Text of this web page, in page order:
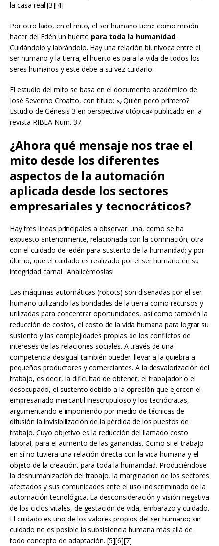
la casa real.[3][4]
Por otro lado, en el mito, el ser humano tiene como misión
hacer del Edén un huerto para toda la humanidad.
Cuidándolo y labrándolo. Hay una relación biunívoca entre el
ser humano y la tierra; el huerto es para la vida de todos los
seres humanos y este debe a su vez cuidarlo.
El estudio del mito se basa en el documento académico de
José Severino Croatto, con título: «¿Quién pecó primero?
Estudio de Génesis 3 en perspectiva utópica» publicado en la
revista RIBLA Num. 37.
¿Ahora qué mensaje nos trae el
mito desde los diferentes
aspectos de la automación
aplicada desde los sectores
empresariales y tecnocráticos?
Hay tres líneas principales a observar: una, como se ha
expuesto anteriormente, relacionada con la dominación; otra
con el cuidado del edén para sustento de la humanidad; y por
último, que el cuidado es realizado por el ser humano en su
integridad carnal. ¡Analicémoslas!
Las máquinas automáticas (robots) son diseñadas por el ser
humano utilizando las bondades de la tierra como recursos y
utilizadas para concentrar oportunidades, así como también la
reducción de costos, el costo de la vida humana para lograr su
sustento y las complejidades propias de los conflictos de
intereses de las relaciones sociales. A través de una
competencia desigual también pueden llevar a la quiebra a
pequeños productores y comerciantes. A la desvalorización del
trabajo, es decir, la dificultad de obtener, el trabajador o el
desocupado, el sustento debido a la opresión que ejercen el
empresariado mercantil inescrupuloso y los tecnócratas,
argumentando e imponiendo por medio de técnicas de
difusión la invisibilización de la pérdida de los puestos de
trabajo. Cuyo objetivo es la reducción del llamado costo
laboral, para el aumento de las ganancias. Como si el trabajo
en sí no tuviera una relación directa con la vida humana y el
objeto de la creación, para toda la humanidad. Produciéndose
la deshumanización del trabajo, la marginación de los sectores
afectados y sus comunidades ante el uso indiscriminado de la
automación tecnológica. La desconsideración y visión negativa
de los ciclos vitales, de gestación de vida, embarazo y cuidado.
El cuidado es uno de los valores propios del ser humano; sin
cuidado no es posible la subsistencia humana más allá de
todo concepto de adaptación. [5][6][7]